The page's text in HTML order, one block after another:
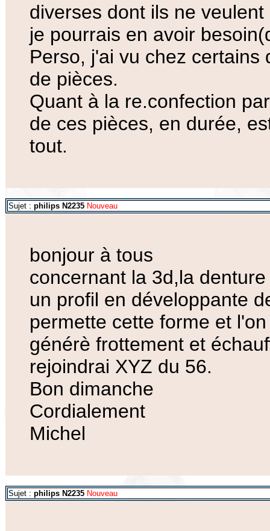
diverses dont ils ne
je pourrais en avoir
Perso, j'ai vu chez certains
de pièces.
Quant à la re.confection
de ces pièces, en durée,
tout.
Sujet : philips N2235 Nouveau
bonjour à tous
concernant la 3d,la
un profil en développante
permette cette forme et
générè frottement et
rejoindrai XYZ du 56.
Bon dimanche
Cordialement
Michel
Sujet : philips N2235 Nouveau